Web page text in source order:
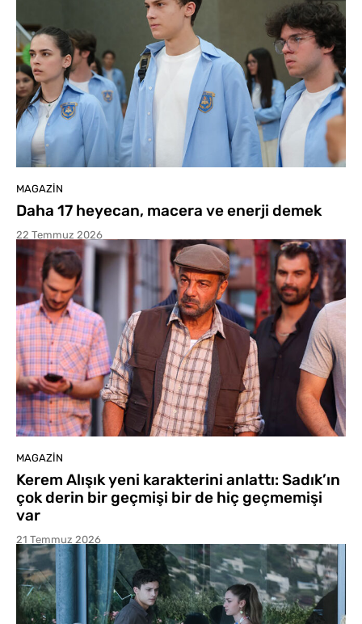
MAGAZIN
Daha 17 heyecan, macera ve enerji demek
22 Temmuz 2026
MAGAZIN
Kerem Alışık yeni karakterini anlattı: Sadık’ın
çok derin bir geçmişi bir de hiç geçmemişi
var
21 Temmuz 2026